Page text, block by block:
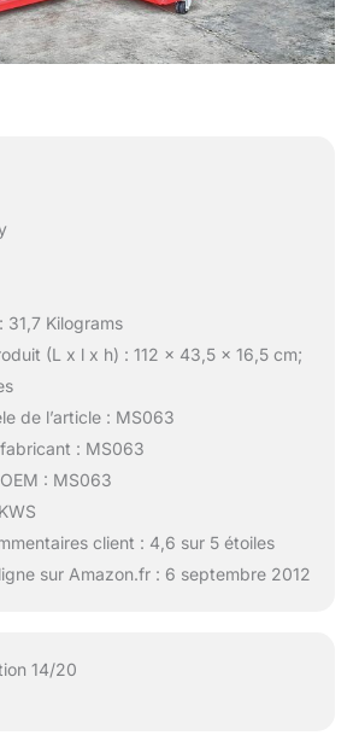
31,7 Kilograms
(L x l x h) : 112 x 43,5 x 16,5 cm;
de l’article : MS063
: MS063
: MS063
client : 4,6 sur 5 étoiles
sur Amazon.fr : 6 septembre 2012
14/20